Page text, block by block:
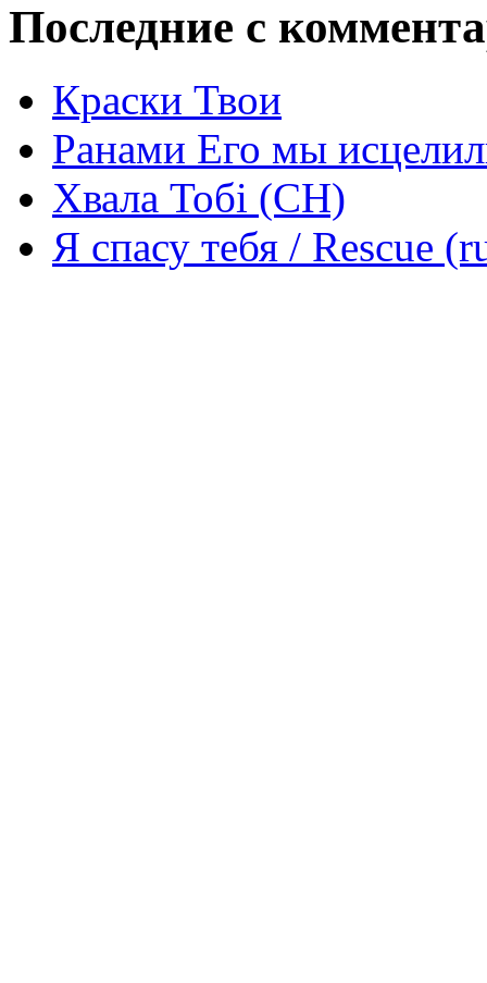
Последние с
Краски Твои
Ранами Его мы
Хвала Тобі (СН)
Я спасу тебя / Rescue